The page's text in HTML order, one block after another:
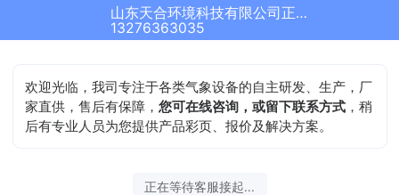
山东天合环境科技有限公司正在为您服务
13276363035
欢迎光临，我司专注于各类气象设备的自主研发、生产，厂
家直供，售后有保障，您可在线咨询，或留下联系方式 ，稍
后有专业人员为您提供产品彩页、报价及解决方案。
正在等待客服接起...